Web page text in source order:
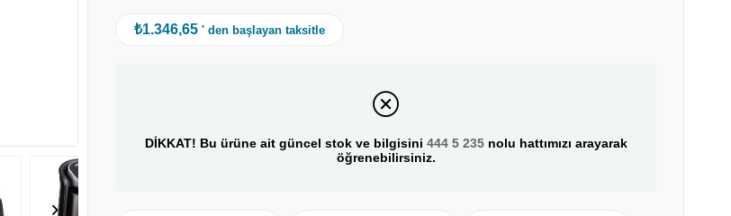
₺1.346,65 ' den başlayan taksitle
DİKKAT! Bu ürüne ait güncel stok ve bilgisini 444 5 235nolu hattımızı arayarak
öğrenebilirsiniz.